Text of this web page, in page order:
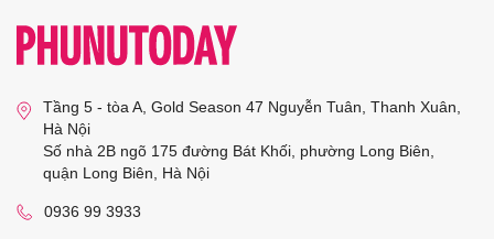
Tầng 5 - tòa A, Gold Season 47 Nguyễn Tuân, Thanh Xuân,
Hà Nội
Số nhà 2B ngõ 175 đường Bát Khối, phường Long Biên,
quận Long Biên, Hà Nội
0936 99 3933